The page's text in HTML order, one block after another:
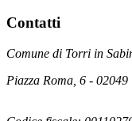
Contatti
Comune di Torri in
Piazza Roma, 6 -